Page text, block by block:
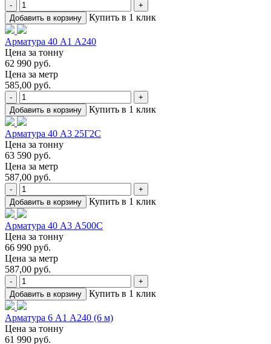
-
+
Добавить в корзину
Купить в 1 клик
Арматура 40 А1 А240
Цена за тонну
62 990 руб.
Цена за метр
585,00 руб.
-
+
Добавить в корзину
Купить в 1 клик
Арматура 40 А3 25Г2С
Цена за тонну
63 590 руб.
Цена за метр
587,00 руб.
-
+
Добавить в корзину
Купить в 1 клик
Арматура 40 А3 А500С
Цена за тонну
66 990 руб.
Цена за метр
587,00 руб.
-
+
Добавить в корзину
Купить в 1 клик
Арматура 6 А1 А240 (6 м)
Цена за тонну
61 990 руб.